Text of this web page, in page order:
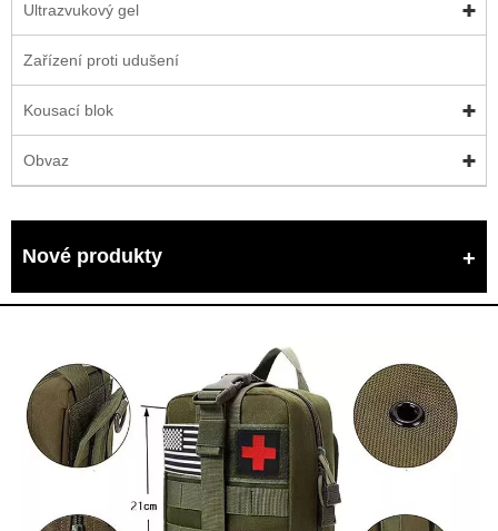
Ultrazvukový gel
Zařízení proti udušení
Kousací blok
Obvaz
Nové produkty